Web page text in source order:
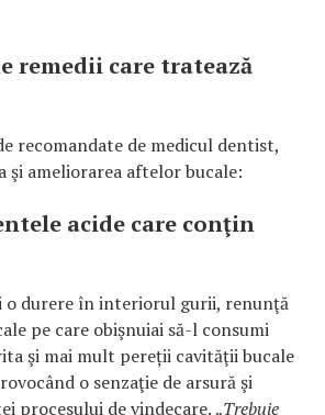
remedii care tratează
recomandate de medicul dentist,
şi ameliorarea aftelor bucale:
acide care conţin
o durere în interiorul gurii, renunţă
pe care obişnuiai să-l consumi
şi mai mult pereții cavităţii bucale
o senzaţie de arsură şi
procesului de vindecare.„Trebuie